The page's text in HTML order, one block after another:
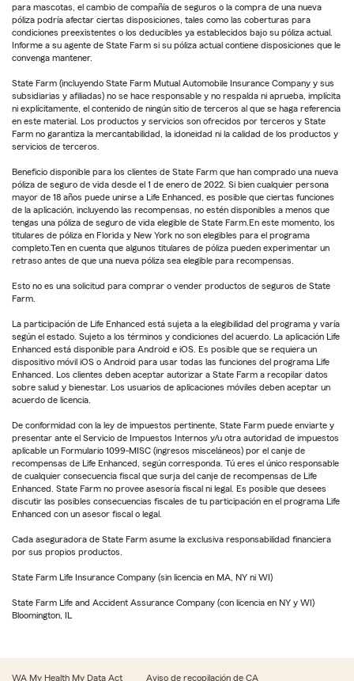
para mascotas, el cambio de compañía de seguros o la compra de una nueva
póliza podría afectar ciertas disposiciones, tales como las coberturas para
condiciones preexistentes o los deducibles ya establecidos bajo su póliza actual.
Informe a su agente de State Farm si su póliza actual contiene disposiciones que le
convenga mantener.
State Farm (incluyendo State Farm Mutual Automobile Insurance Company y sus
subsidiarias y afiliadas) no se hace responsable y no respalda ni aprueba, implícita
ni explícitamente, el contenido de ningún sitio de terceros al que se haga referencia
en este material. Los productos y servicios son ofrecidos por terceros y State
Farm no garantiza la mercantabilidad, la idoneidad ni la calidad de los productos y
servicios de terceros.
Beneficio disponible para los clientes de State Farm que han comprado una nueva
póliza de seguro de vida desde el 1 de enero de 2022. Si bien cualquier persona
mayor de 18 años puede unirse a Life Enhanced, es posible que ciertas funciones
de la aplicación, incluyendo las recompensas, no estén disponibles a menos que
tengas una póliza de seguro de vida elegible de State Farm.En este momento, los
titulares de póliza en Florida y New York no son elegibles para el programa
completo.Ten en cuenta que algunos titulares de póliza pueden experimentar un
retraso antes de que una nueva póliza sea elegible para recompensas.
Esto no es una solicitud para comprar o vender productos de seguros de State
Farm.
La participación de Life Enhanced está sujeta a la elegibilidad del programa y varía
según el estado. Sujeto a los términos y condiciones del acuerdo. La aplicación Life
Enhanced está disponible para Android e iOS. Es posible que se requiera un
dispositivo móvil iOS o Android para usar todas las funciones del programa Life
Enhanced. Los clientes deben aceptar autorizar a State Farm a recopilar datos
sobre salud y bienestar. Los usuarios de aplicaciones móviles deben aceptar un
acuerdo de licencia.
De conformidad con la ley de impuestos pertinente, State Farm puede enviarte y
presentar ante el Servicio de Impuestos Internos y/u otra autoridad de impuestos
aplicable un Formulario 1099-MISC (ingresos misceláneos) por el canje de
recompensas de Life Enhanced, según corresponda. Tú eres el único responsable
de cualquier consecuencia fiscal que surja del canje de recompensas de Life
Enhanced. State Farm no provee asesoría fiscal ni legal. Es posible que desees
discutir las posibles consecuencias fiscales de tu participación en el programa Life
Enhanced con un asesor fiscal o legal.
Cada aseguradora de State Farm asume la exclusiva responsabilidad financiera
por sus propios productos.
State Farm Life Insurance Company (sin licencia en MA, NY ni WI)
State Farm Life and Accident Assurance Company (con licencia en NY y WI)
Bloomington, IL
WA My Health My Data Act Aviso de recopilación de CA